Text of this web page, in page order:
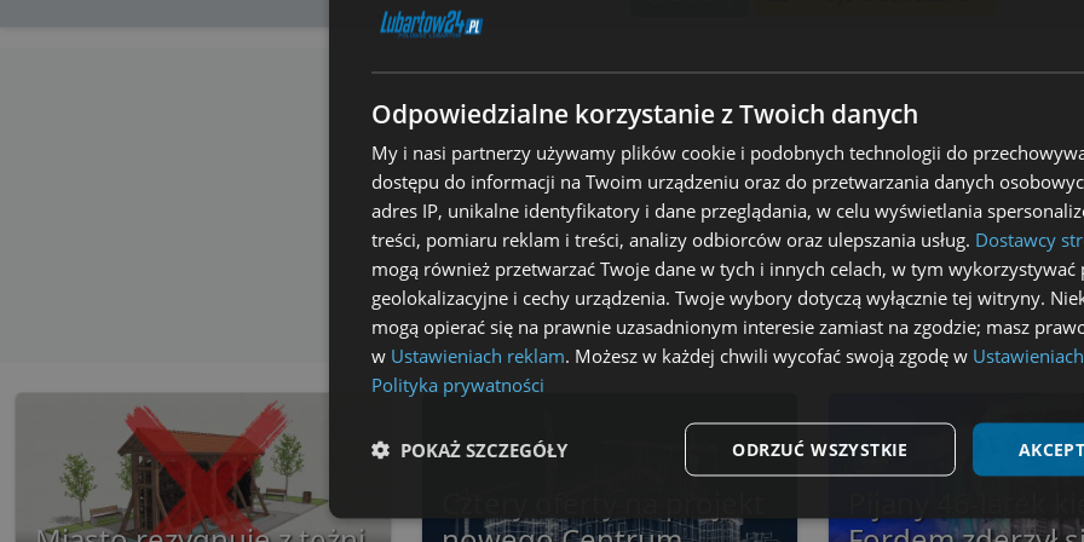
Odpowiedzialne korzystanie z Twoich danych
My i nasi partnerzy używamy plików cookie i podobnych technologii do
dostępu do informacji na Twoim urządzeniu oraz do przetwarzania danych
adres IP, unikalne identyfikatory i dane przeglądania, w celu wyświetlania
treści, pomiaru reklam i treści, analizy odbiorców oraz ulepszania usług. Dostawcy
mogą również przetwarzać Twoje dane w tych i innych celach, w tym wykorzystywać
geolokalizacyjne i cechy urządzenia. Twoje wybory dotyczą wyłącznie tej witryny.
mogą opierać się na prawnie uzasadnionym interesie zamiast na zgodzie; masz
w Ustawieniach reklam. Możesz w każdej chwili wycofać swoją zgodę w
Polityka prywatności
ODRZUĆ WSZYSTKIE
POKAŻ SZCZEGÓŁY
Niezbędne Wydajność Targetowanie Funkcjonalność